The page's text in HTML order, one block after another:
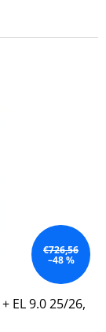
€726,56
–48 %
EL 9.0 25/26,